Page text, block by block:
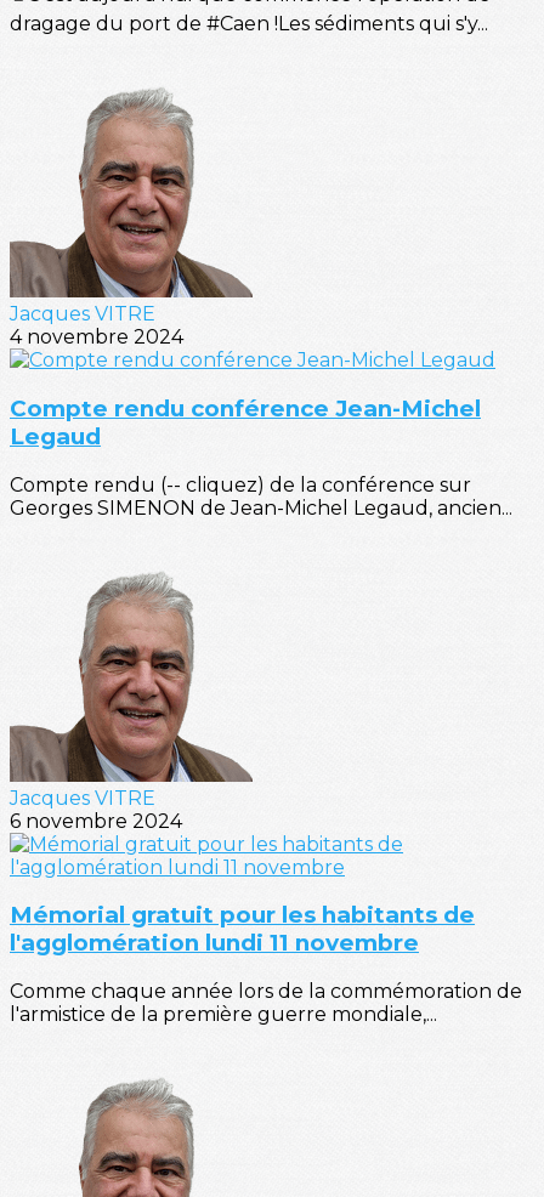
dragage du port de #Caen !Les sédiments qui s'y...
Jacques VITRE
4 novembre 2024
Compte rendu conférence Jean-Michel
Legaud
Compte rendu (-- cliquez) de la conférence sur
Georges SIMENON de Jean-Michel Legaud, ancien...
Jacques VITRE
6 novembre 2024
Mémorial gratuit pour les habitants de
l'agglomération lundi 11 novembre
Comme chaque année lors de la commémoration de
l'armistice de la première guerre mondiale,...